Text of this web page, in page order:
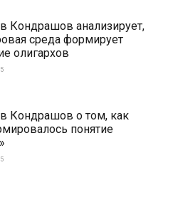
Кондрашов анализирует,
среда формирует
олигархов
Кондрашов о том, как
понятие